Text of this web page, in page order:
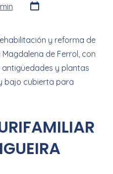
y reforma de
de Ferrol, con
y plantas
bajo cubierta para